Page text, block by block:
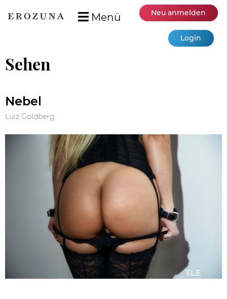
Menü Neu anmelden
Login
Sehen
Nebel
Luiz Goldberg